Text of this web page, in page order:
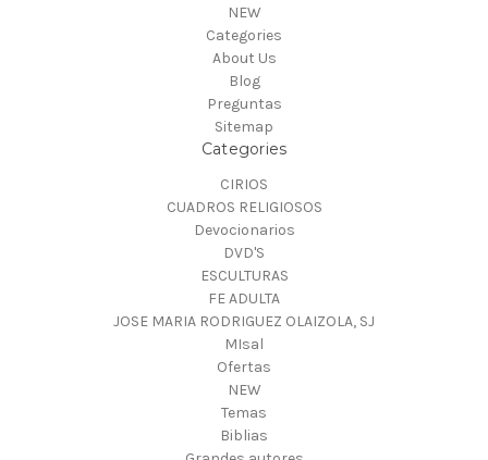
NEW
Categories
About Us
Blog
Preguntas
Sitemap
Categories
CIRIOS
CUADROS RELIGIOSOS
Devocionarios
DVD'S
ESCULTURAS
FE ADULTA
JOSE MARIA RODRIGUEZ OLAIZOLA, SJ
MIsal
Ofertas
NEW
Temas
Biblias